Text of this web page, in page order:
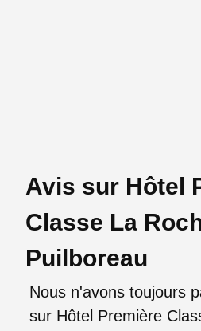
Avis sur Hôtel
Classe La
Puilboreau
Nous n'avons toujours
sur Hôtel Première